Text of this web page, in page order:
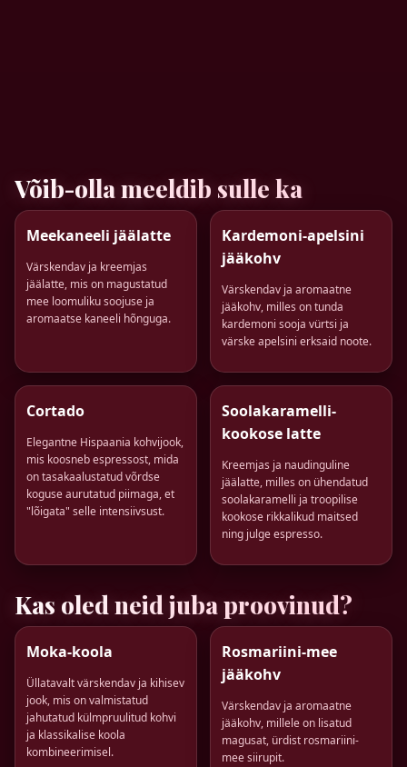
Võib-olla meeldib sulle ka
Meekaneeli jäälatte
Värskendav ja kreemjas
jäälatte, mis on magustatud
mee loomuliku soojuse ja
aromaatse kaneeli hõnguga.
Kardemoni-apelsini
jääkohv
Värskendav ja aromaatne
jääkohv, milles on tunda
kardemoni sooja vürtsi ja
värske apelsini erksaid noote.
Cortado
Elegantne Hispaania kohvijook,
mis koosneb espressost, mida
on tasakaalustatud võrdse
koguse aurutatud piimaga, et
"lõigata" selle intensiivsust.
Soolakaramelli-
kookose latte
Kreemjas ja naudinguline
jäälatte, milles on ühendatud
soolakaramelli ja troopilise
kookose rikkalikud maitsed
ning julge espresso.
Kas oled neid juba proovinud?
Moka-koola
Üllatavalt värskendav ja kihisev
jook, mis on valmistatud
jahutatud külmpruulitud kohvi
ja klassikalise koola
kombineerimisel.
Rosmariini-mee
jääkohv
Värskendav ja aromaatne
jääkohv, millele on lisatud
magusat, ürdist rosmariini-
mee siirupit.